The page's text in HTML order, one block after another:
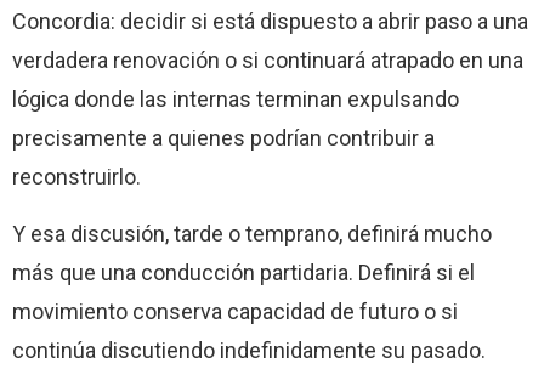
Concordia: decidir si está dispuesto a abrir paso a una
verdadera renovación o si continuará atrapado en una
lógica donde las internas terminan expulsando
precisamente a quienes podrían contribuir a
reconstruirlo.
Y esa discusión, tarde o temprano, definirá mucho
más que una conducción partidaria. Definirá si el
movimiento conserva capacidad de futuro o si
continúa discutiendo indefinidamente su pasado.